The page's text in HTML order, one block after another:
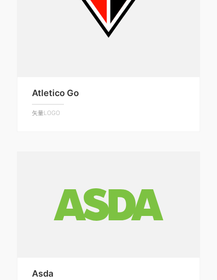
Atletico Go
矢量LOGO
Asda